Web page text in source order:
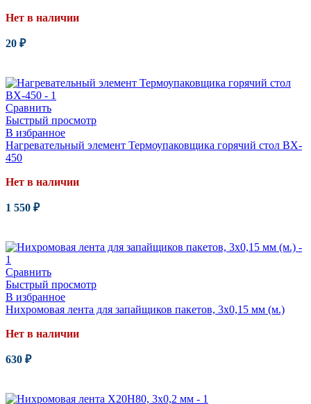
Нет в наличии
20 ₽
Сравнить
Быстрый просмотр
В избранное
Нагревательный элемент Термоупаковщика горячий стол BX-
450
Нет в наличии
1 550 ₽
Сравнить
Быстрый просмотр
В избранное
Нихромовая лента для запайщиков пакетов, 3х0,15 мм (м.)
Нет в наличии
630 ₽